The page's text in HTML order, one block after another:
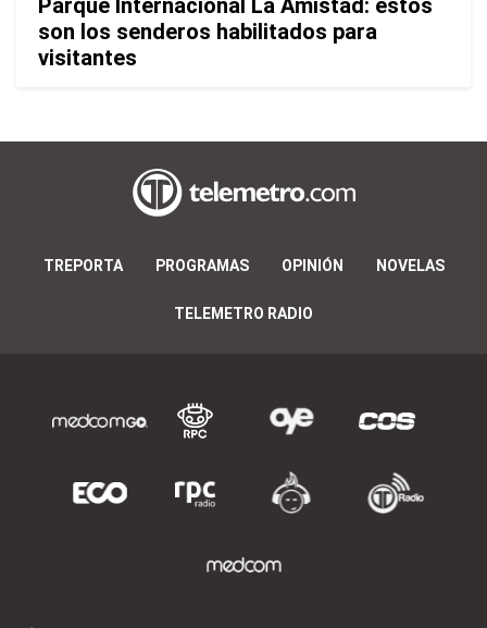
son los senderos habilitados para
visitantes
TREPORTA PROGRAMAS OPINIÓN NOVELAS
TELEMETRO RADIO